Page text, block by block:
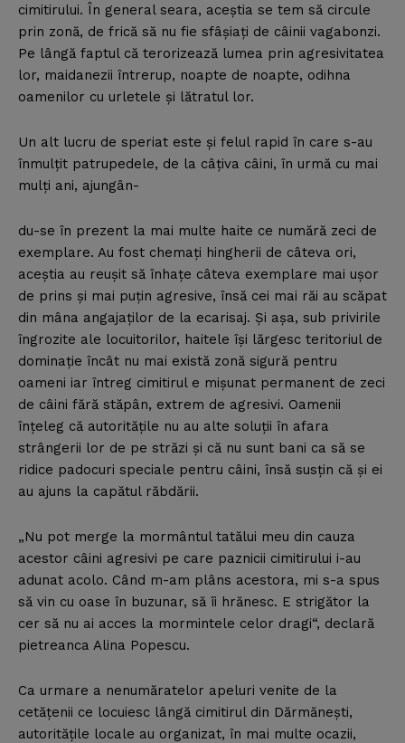
cimitirului. În general seara, aceştia se tem să circule
prin zonă, de frică să nu fie sfâşiaţi de câinii vagabonzi.
Pe lângă faptul că terorizează lumea prin agresivitatea
lor, maidanezii întrerup, noapte de noapte, odihna
oamenilor cu urletele şi lătratul lor.
Un alt lucru de speriat este şi felul rapid în care s-au
înmulţit patrupedele, de la câţiva câini, în urmă cu mai
mulţi ani, ajungân-
du-se în prezent la mai multe haite ce numără zeci de
exemplare. Au fost chemaţi hingherii de câteva ori,
aceştia au reuşit să înhaţe câteva exemplare mai uşor
de prins şi mai puţin agresive, însă cei mai răi au scăpat
din mâna angajaţilor de la ecarisaj. Şi aşa, sub privirile
îngrozite ale locuitorilor, haitele îşi lărgesc teritoriul de
dominaţie încât nu mai există zonă sigură pentru
oameni iar întreg cimitirul e mişunat permanent de zeci
de câini fără stăpân, extrem de agresivi. Oamenii
înţeleg că autorităţile nu au alte soluţii în afara
strângerii lor de pe străzi şi că nu sunt bani ca să se
ridice padocuri speciale pentru câini, însă susţin că şi ei
au ajuns la capătul răbdării.
„Nu pot merge la mormântul tatălui meu din cauza
acestor câini agresivi pe care paznicii cimitirului i-au
adunat acolo. Când m-am plâns acestora, mi s-a spus
să vin cu oase în buzunar, să îi hrănesc. E strigător la
cer să nu ai acces la mormintele celor dragi“, declară
pietreanca Alina Popescu.
Ca urmare a nenumăratelor apeluri venite de la
cetăţenii ce locuiesc lângă cimitirul din Dărmăneşti,
autorităţile locale au organizat, în mai multe ocazii,